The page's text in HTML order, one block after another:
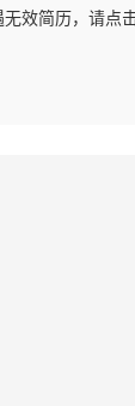
无效简历，请点